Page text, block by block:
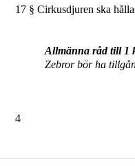
4
17 § Cirkusdjuren ska
Allmänna råd till 1
Zebror bör ha